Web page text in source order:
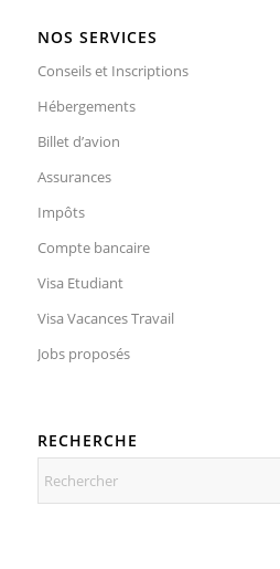
NOS SERVICES
Conseils et Inscriptions
Hébergements
Billet d’avion
Assurances
Impôts
Compte bancaire
Visa Etudiant
Visa Vacances Travail
Jobs proposés
RECHERCHE